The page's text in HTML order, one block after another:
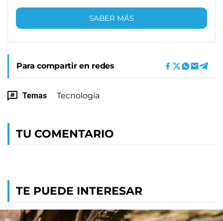
SABER MÁS
Para compartir en redes
Temas Tecnología
TU COMENTARIO
TE PUEDE INTERESAR